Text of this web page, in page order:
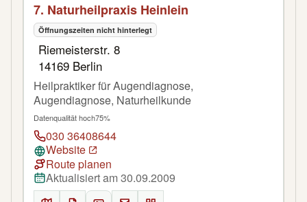
7. Naturheilpraxis Heinlein
Öffnungszeiten nicht hinterlegt
Riemeisterstr. 8
14169 Berlin
Heilpraktiker für Augendiagnose,
Augendiagnose, Naturheilkunde
Datenqualität hoch75%
030 36408644
Website
Route planen
Aktualisiert am 30.09.2009